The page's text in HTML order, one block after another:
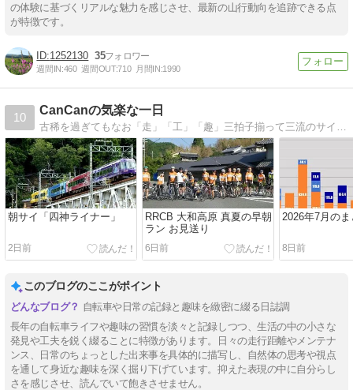
の体験に基づくリアルな魅力を感じさせ、最新の山行動向を追跡できる点
が特徴です。
1252130 35
週間IN:460 週間OUT:710 月間IN:1990
10
CanCanの気楽な一日
古稀を過ぎてもなお「走」「工」「趣」三拍子揃って三流のサイクリスト。ライフワークは「道路元標」と「自撮り」。
朝サイ「四神ライナー」
2日前
RRCB 大和高原 真夏の早朝
ラン お見送り
6日前
2026年7月のま
8日前
このブログのここがポイント
自転車や日常の記録と趣味を緻密に綴る日誌調
長年の自転車ライフや趣味の習慣を淡々と記録しつつ、生活の中の小さな
発見や工夫を鋭く綴ることに特徴があります。日々の走行距離やメンテナ
ンス、日常のちょっとした出来事を具体的に描写し、自然体の思考や視点
を通して身近な趣味を深く掘り下げています。抑えた表現の中に自分らし
さを感じさせ、読んでいて飽きさせません。